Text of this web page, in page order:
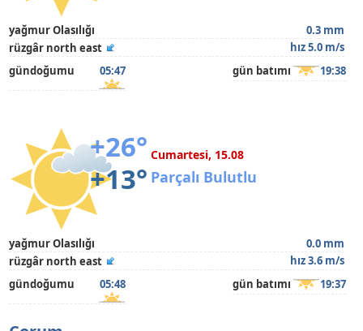
yağmur Olasılığı
0.3 mm
rüzgâr north east
hız 5.0 m/s
gündoğumu
05:47 gün batımı 19:38
+26°
+13°
Cumartesi, 15.08
Parçalı Bulutlu
yağmur Olasılığı
0.0 mm
rüzgâr north east
hız 3.6 m/s
gündoğumu
05:48 gün batımı 19:37